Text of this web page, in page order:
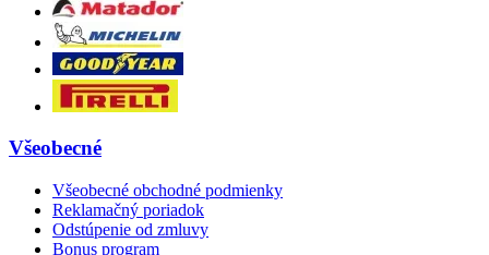
Všeobecné
Všeobecné obchodné podmienky
Reklamačný poriadok
Odstúpenie od zmluvy
Bonus program